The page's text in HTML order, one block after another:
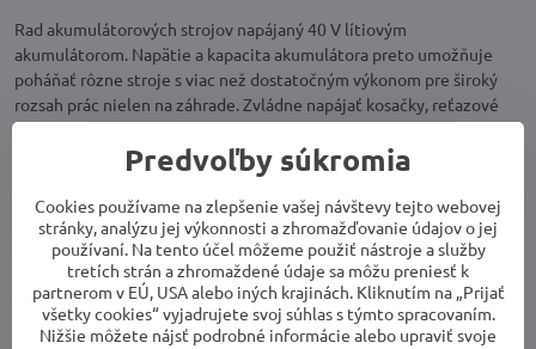
Rad akumulátorových strojov napájaný 40 V lítiovým
akumulátorom. Napätie a kapacita akumulátora preto umožňuje
poháňať rôzne stroje s viac než dostatočným výkonom pre široký
rozsah prác nielen na záhrade. Zvládne napájať kosačky, reťazové
píly, snehové frézy, krovinorezy, vyžínače, plotostrihy a ďalšie.
Akumulátorové stroje sú tiché, ľahko sa obsluhujú, neprodukujú
Pri strojoch označených logom ACCU programu 5040 je vzájomná
kompatibilita s rovnakým akumulátorom zaručená. Nemusíte preto
zbytočne nakupovať a udržiavať niekoľko rôznych typov
akumulátorov. Využijete ho na maximum po celú dobu jeho
životnosti, navyše ušetríte podstatnú časť nákladov za nákup
Predvoľby súkromia
Cookies používame na zlepšenie vašej návštevy tejto webovej
stránky, analýzu jej výkonnosti a zhromažďovanie údajov o jej
používaní. Na tento účel môžeme použiť nástroje a služby
tretích strán a zhromaždené údaje sa môžu preniesť k
partnerom v EÚ, USA alebo iných krajinách. Kliknutím na „Prijať
všetky cookies“ vyjadrujete svoj súhlas s týmto spracovaním.
Nižšie môžete nájsť podrobné informácie alebo upraviť svoje